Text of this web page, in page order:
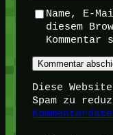
Name, E-
diesem
Kommentar
Diese
Spam zu